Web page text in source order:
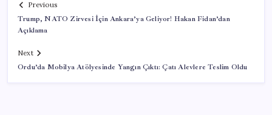
Previous
Trump, NATO Zirvesi İçin Ankara’ya Geliyor! Hakan Fidan’dan
Açıklama
Next
Ordu’da Mobilya Atölyesinde Yangın Çıktı: Çatı Alevlere Teslim Oldu